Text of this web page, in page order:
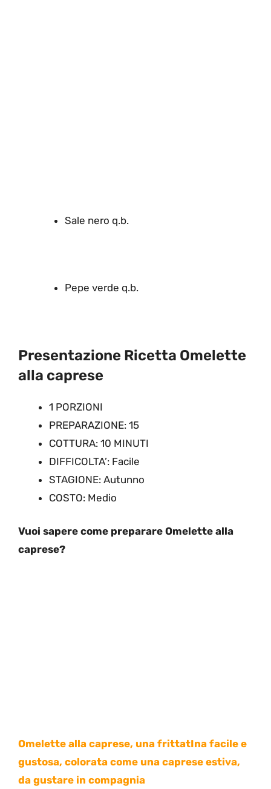
Sale nero q.b.
Pepe verde q.b.
Presentazione Ricetta Omelette
alla caprese
1 PORZIONI
PREPARAZIONE: 15
COTTURA: 10 MINUTI
DIFFICOLTA’: Facile
STAGIONE: Autunno
COSTO: Medio
Vuoi sapere come preparare Omelette alla
caprese?
Omelette alla caprese, una frittatIna facile e
gustosa, colorata come una caprese estiva,
da gustare in compagnia